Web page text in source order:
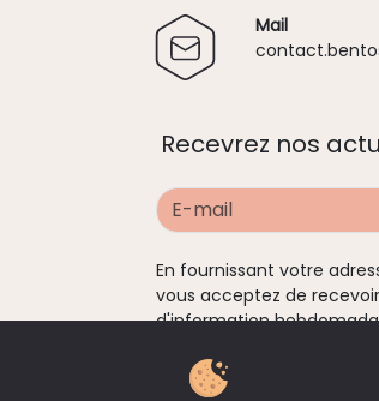
Mail
contact.
Recevrez nos
Email
En fournissant votre
vous acceptez de
d'information
moment en utilisant les
dans la newsletter.